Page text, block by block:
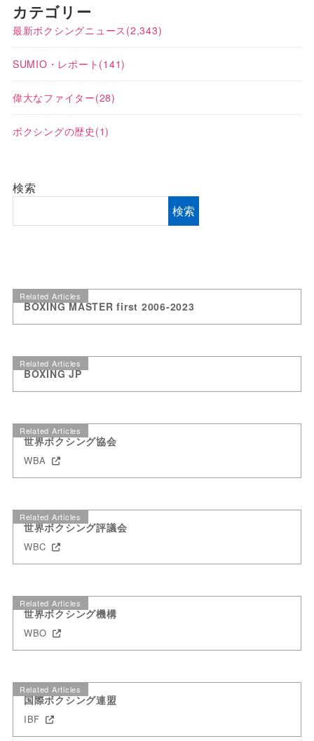
カテゴリー
最新ボクシングニュース (2,343)
SUMIO・レポート (141)
偉大なファイター(28)
ボクシングの歴史 (1)
検索
検索
Related Articles
BOXING MASTER first 2006-2023
Related Articles
BOXING JP
Related Articles
世界ボクシング協会
WBA
Related Articles
世界ボクシング評議会
WBC
Related Articles
世界ボクシング機構
WBO
Related Articles
国際ボクシング連盟
IBF